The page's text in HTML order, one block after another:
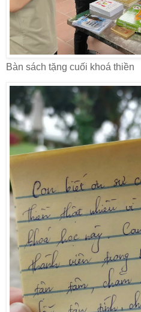
Bàn sách tặng cuối khoá thiền